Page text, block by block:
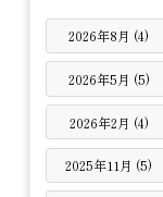
2026年8月 (4)
2026年5月 (5)
2026年2月 (4)
2025年11月 (5)